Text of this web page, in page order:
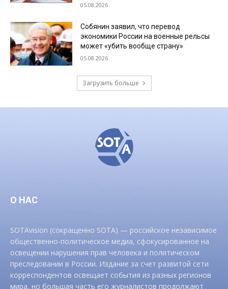
05.08.2026
Собянин заявил, что перевод
экономики России на военные рельсы
может «убить вообще страну»
05.08.2026
Загрузить больше
О НАС
SOTAvision (сокращенно SOTA) — российское независимое
общественно-политическое медиа, сфокусированное на
освещении нарушения прав человека и политическом
преследовании в России. Издание за счет развитой сети
корреспондентов освещает события из разных регионов
мира, но большая часть его журналистов продолжают